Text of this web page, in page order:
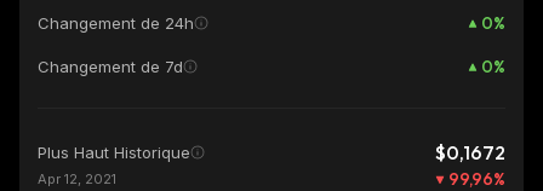
Changement de 24h 0%
Changement de 7d 0%
Plus Haut Historique $0,1672
Apr 12, 2021 99,96%